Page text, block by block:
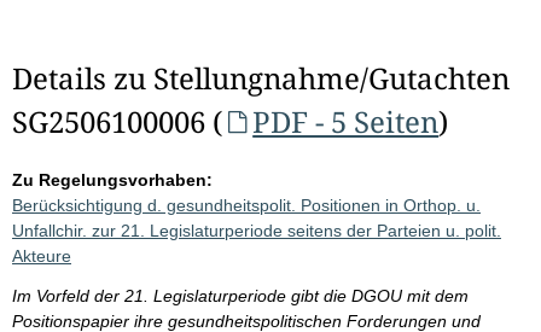
Details zu Stellungnahme/Gutachten
SG2506100006 (
PDF - 5 Seiten)
Zu Regelungsvorhaben:
Berücksichtigung d. gesundheitspolit. Positionen in Orthop. u.
Unfallchir. zur 21. Legislaturperiode seitens der Parteien u. polit.
Akteure
Im Vorfeld der 21. Legislaturperiode gibt die DGOU mit dem
Positionspapier ihre gesundheitspolitischen Forderungen und